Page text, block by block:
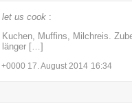
let us cook :
Muffins, Milchreis.
länger […]
17. August 2014 16:34